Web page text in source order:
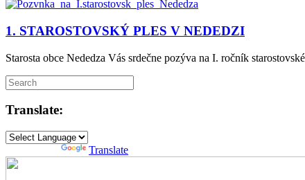
1. STAROSTOVSKÝ PLES V NEDEDZI
Starosta obce Nededza Vás srdečne pozýva na I. ročník
Translate:
Translate